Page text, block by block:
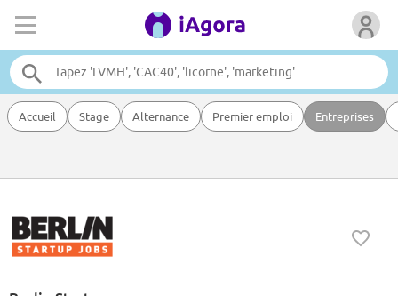
Accueil Stage Alternance Premier emploi Entreprises